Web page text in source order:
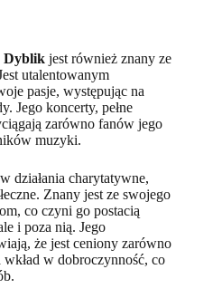
Dyblik jest również znany ze
utalentowanym
pasje, występując na
Jego koncerty, pełne
zarówno fanów jego
muzyki.
działania charytatywne,
Znany jest ze swojego
co czyni go postacią
i poza nią. Jego
że jest ceniony zarówno
w dobroczynność, co